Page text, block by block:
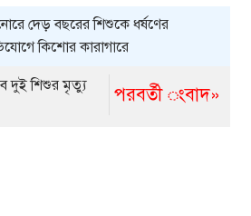
দেড় বছরের শিশুকে ধর্ষণের
কিশোর কারাগারে
পরবর্তী ংবাদ»
দুই শিশুর মৃত্যু